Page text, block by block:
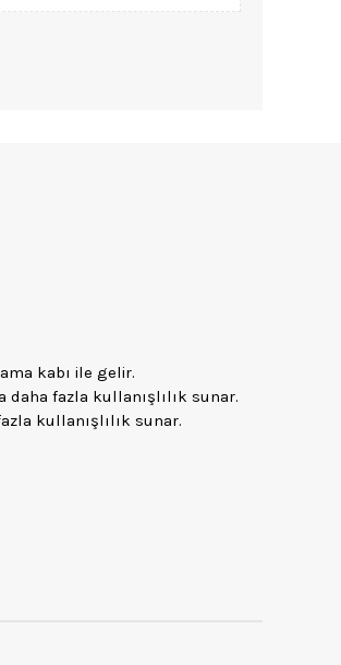
kabı ile gelir.
daha fazla kullanışlılık sunar.
kullanışlılık sunar.